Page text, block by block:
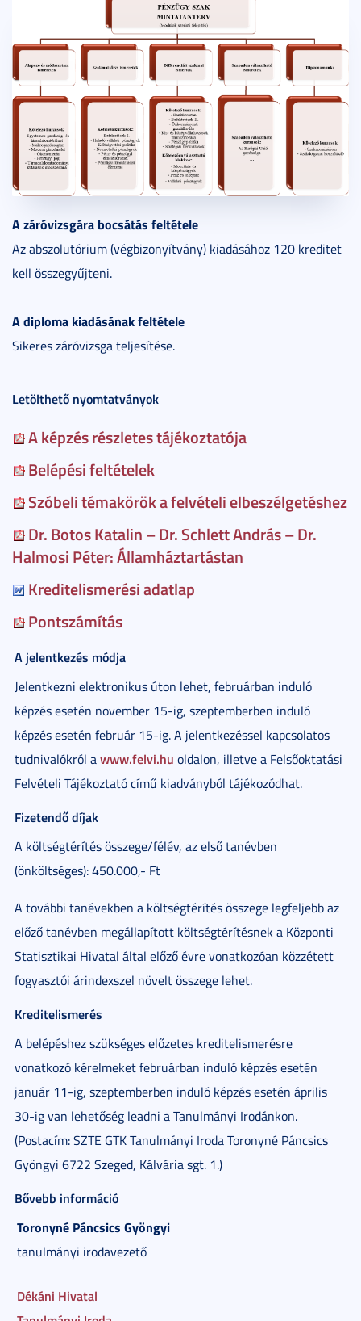
A záróvizsgára bocsátás feltétele
Az abszolutórium (végbizonyítvány) kiadásához 120 kreditet
kell összegyűjteni.
A diploma kiadásának feltétele
Sikeres záróvizsga teljesítése.
Letölthető nyomtatványok
A képzés részletes tájékoztatója
Belépési feltételek
Szóbeli témakörök a felvételi elbeszélgetéshez
Dr. Botos Katalin – Dr. Schlett András – Dr.
Halmosi Péter: Államháztartástan
Kreditelismerési adatlap
Pontszámítás
A jelentkezés módja
Jelentkezni elektronikus úton lehet, februárban induló
képzés esetén november 15-ig, szeptemberben induló
képzés esetén február 15-ig. A jelentkezéssel kapcsolatos
tudnivalókról awww.felvi.hu oldalon, illetve a Felsőoktatási
Felvételi Tájékoztató című kiadványból tájékozódhat.
Fizetendő díjak
A költségtérítés összege/félév, az első tanévben
(önköltséges): 450.000,- Ft
A további tanévekben a költségtérítés összege legfeljebb az
előző tanévben megállapított költségtérítésnek a Központi
Statisztikai Hivatal által előző évre vonatkozóan közzétett
fogyasztói árindexszel növelt összege lehet.
Kreditelismerés
A belépéshez szükséges előzetes kreditelismerésre
vonatkozó kérelmeket februárban induló képzés esetén
január 11-ig, szeptemberben induló képzés esetén április
30-ig van lehetőség leadni a Tanulmányi Irodánkon.
(Postacím: SZTE GTK Tanulmányi Iroda Toronyné Páncsics
Gyöngyi 6722 Szeged, Kálvária sgt. 1.)
Bővebb információ
Toronyné Páncsics Gyöngyi
tanulmányi irodavezető
Dékáni Hivatal